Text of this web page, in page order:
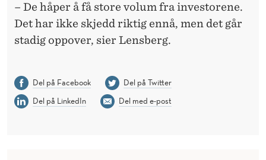
– De håper å få store volum fra investorene.
Det har ikke skjedd riktig ennå, men det går
stadig oppover, sier Lensberg.
Del på Facebook
Del på Twitter
Del på LinkedIn
Del med e-post